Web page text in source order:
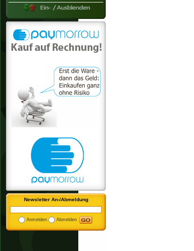
Newsletter An-/Abmeldung
Anmelden Abmelden